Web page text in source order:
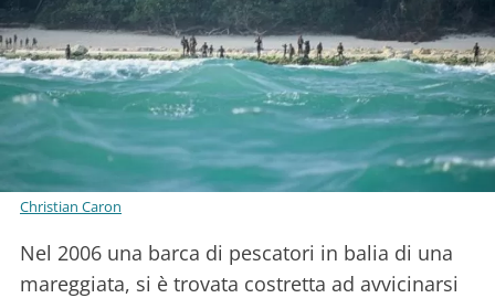
Christian Caron
Nel 2006 una barca di pescatori in balia di una
mareggiata, si è trovata costretta ad avvicinarsi